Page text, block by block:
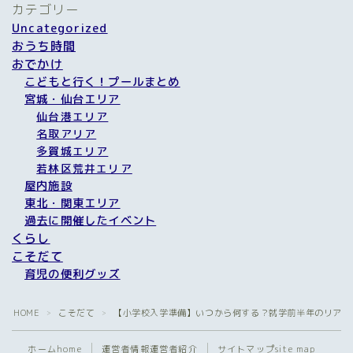
カテゴリー
Uncategorized
おうち時間
おでかけ
こどもと行く！プールまとめ
宮城・仙台エリア
仙台港エリア
名取アリア
多賀城エリア
若林区荒井エリア
屋内施設
東北・関東エリア
過去に開催したイベント
くらし
こそだて
育児の便利グッズ
HOME ＞ こそだて ＞ 【小学校入学準備】いつから何する？就学前半年のリア
ホームhome 運営者情報運営者紹介 サイトマップsite map